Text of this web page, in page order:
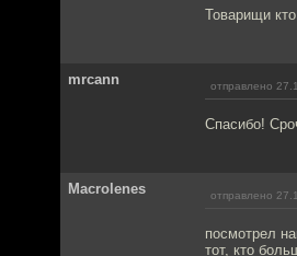
Товарищи
mrcann отправлено
Спасибо!
Macrolenes отправлено
посмотрел
тот, кто